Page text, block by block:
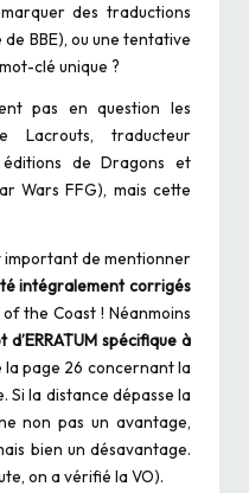
des traductions
BBE), ou une tentative
clé unique ?
pas en question les
Lacrouts, traducteur
de Dragons et
Wars FFG), mais cette
important de mentionner
intégralement corrigés
the Coast ! Néanmoins
spécifique à
page 26 concernant la
Si la distance dépasse la
non pas un avantage,
bien un désavantage.
on a vérifié la VO).